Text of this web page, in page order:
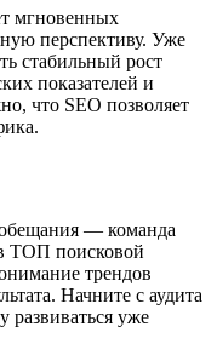
мгновенных
перспективу. Уже
стабильный рост
показателей и
что SEO позволяет
обещания — команда
ТОП поисковой
трендов
Начните с аудита
развиваться уже